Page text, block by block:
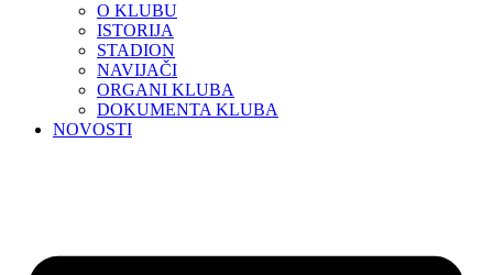
O KLUBU
ISTORIJA
STADION
NAVIJAČI
ORGANI KLUBA
DOKUMENTA KLUBA
NOVOSTI